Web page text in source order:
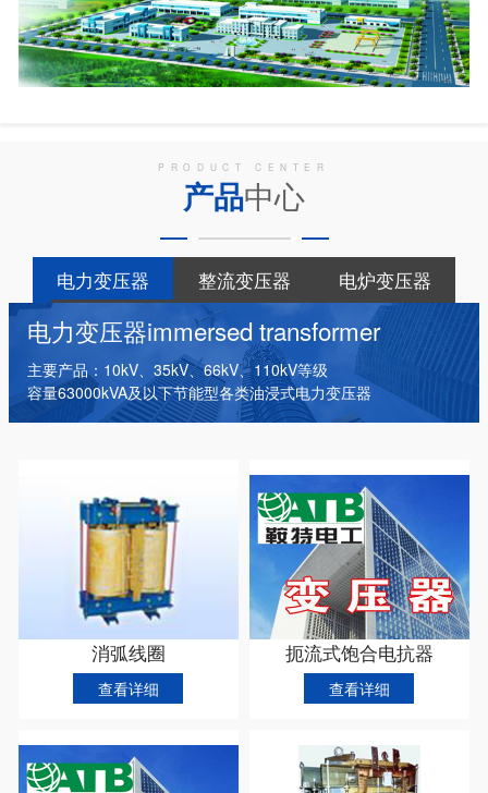
PRODUCT CENTER
产品中心
电力变压器 整流变压器
电炉变压器
干式变压器
电抗器 箱式变电站
电力变压器immersed transformer
主要产品：10kV、35kV、66kV、110kV等级
容量63000kVA及以下节能型各类油浸式电力变压器
消弧线圈
查看详细
扼流式饱合电抗器
查看详细